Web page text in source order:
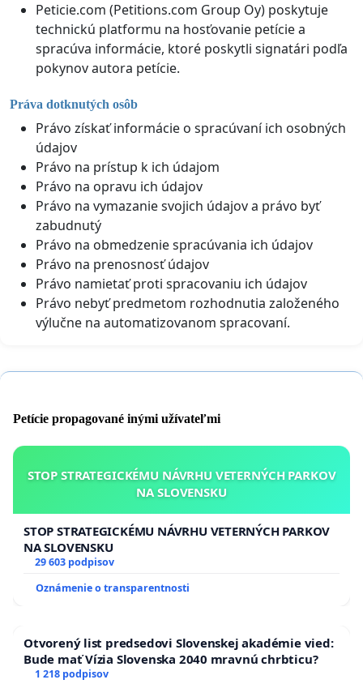
Peticie.com (Petitions.com Group Oy) poskytuje
technickú platformu na hosťovanie petície a
spracúva informácie, ktoré poskytli signatári podľa
pokynov autora petície.
Práva dotknutých osôb
Právo získať informácie o spracúvaní ich osobných
údajov
Právo na prístup k ich údajom
Právo na opravu ich údajov
Právo na vymazanie svojich údajov a právo byť
zabudnutý
Právo na obmedzenie spracúvania ich údajov
Právo na prenosnosť údajov
Právo namietať proti spracovaniu ich údajov
Právo nebyť predmetom rozhodnutia založeného
výlučne na automatizovanom spracovaní.
Petície propagované inými užívateľmi
STOP STRATEGICKÉMU NÁVRHU VETERNÝCH PARKOV
NA SLOVENSKU
STOP STRATEGICKÉMU NÁVRHU VETERNÝCH PARKOV
NA SLOVENSKU
29 603 podpisov
Oznámenie o transparentnosti
Otvorený list predsedovi Slovenskej akadémie vied:
Bude mať Vízia Slovenska 2040 mravnú chrbticu?
1 218 podpisov